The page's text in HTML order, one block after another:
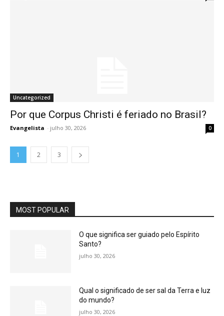
Uncategorized
Por que Corpus Christi é feriado no Brasil?
Evangelista - julho 30, 2026 0
1 2 3
MOST POPULAR
O que significa ser guiado pelo Espírito
Santo?
julho 30, 2026
Qual o significado de ser sal da Terra e luz
do mundo?
julho 30, 2026